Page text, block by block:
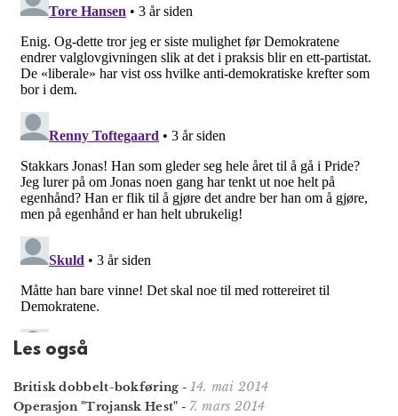
Les også
Britisk dobbelt-bokføring - 14. mai 2014
Operasjon "Trojansk Hest" - 7. mars 2014